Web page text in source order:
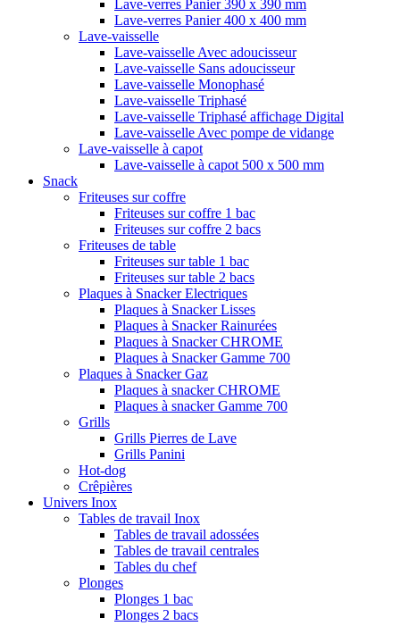
Lave-verres Panier 390 x 390 mm
Lave-verres Panier 400 x 400 mm
Lave-vaisselle
Lave-vaisselle Avec adoucisseur
Lave-vaisselle Sans adoucisseur
Lave-vaisselle Monophasé
Lave-vaisselle Triphasé
Lave-vaisselle Triphasé affichage Digital
Lave-vaisselle Avec pompe de vidange
Lave-vaisselle à capot
Lave-vaisselle à capot 500 x 500 mm
Snack
Friteuses sur coffre
Friteuses sur coffre 1 bac
Friteuses sur coffre 2 bacs
Friteuses de table
Friteuses sur table 1 bac
Friteuses sur table 2 bacs
Plaques à Snacker Electriques
Plaques à Snacker Lisses
Plaques à Snacker Rainurées
Plaques à Snacker CHROME
Plaques à Snacker Gamme 700
Plaques à Snacker Gaz
Plaques à snacker CHROME
Plaques à snacker Gamme 700
Grills
Grills Pierres de Lave
Grills Panini
Hot-dog
Crêpières
Univers Inox
Tables de travail Inox
Tables de travail adossées
Tables de travail centrales
Tables du chef
Plonges
Plonges 1 bac
Plonges 2 bacs